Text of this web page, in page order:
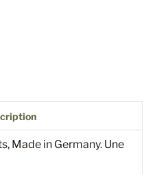
Made in Germany. Une